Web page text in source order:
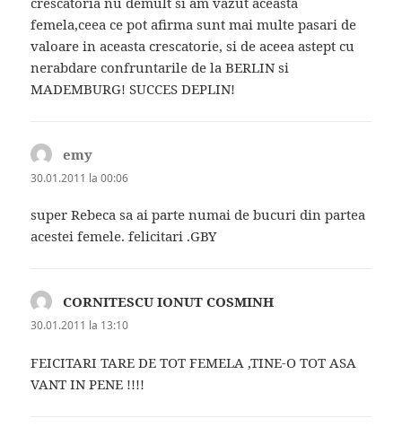
femela,ceea ce pot afirma sunt mai multe pasari de
valoare in aceasta crescatorie, si de aceea astept cu
nerabdare confruntarile de la BERLIN si
MADEMBURG! SUCCES DEPLIN!
emy
30.01.2011 la 00:06
super Rebeca sa ai parte numai de bucuri din partea
acestei femele. felicitari .GBY
CORNITESCU IONUT COSMINH
30.01.2011 la 13:10
FEICITARI TARE DE TOT FEMELA ,TINE-O TOT ASA
VANT IN PENE !!!!